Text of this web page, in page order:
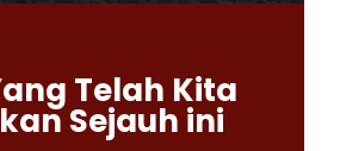
Telah Kita
Sejauh ini